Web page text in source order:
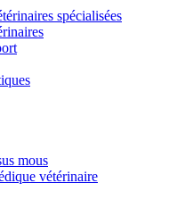
spécialisées
mous
vétérinaire